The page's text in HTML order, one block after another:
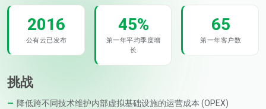
2016
公有云已发布
45%
第一年平均季度增
长
65
第一年客户数
挑战
降低跨不同技术维护内部虚拟基础设施的运营成本 (OPEX)